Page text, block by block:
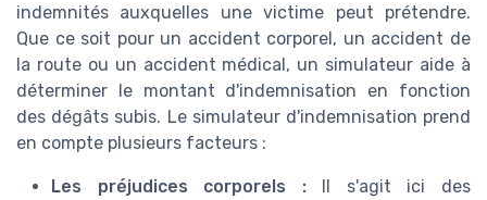
indemnités auxquelles une victime peut prétendre.
Que ce soit pour un accident corporel, un accident de
la route ou un accident médical, un simulateur aide à
déterminer le montant d'indemnisation en fonction
des dégâts subis. Le simulateur d'indemnisation prend
en compte plusieurs facteurs :
Les préjudices corporels :Il s'agit ici des